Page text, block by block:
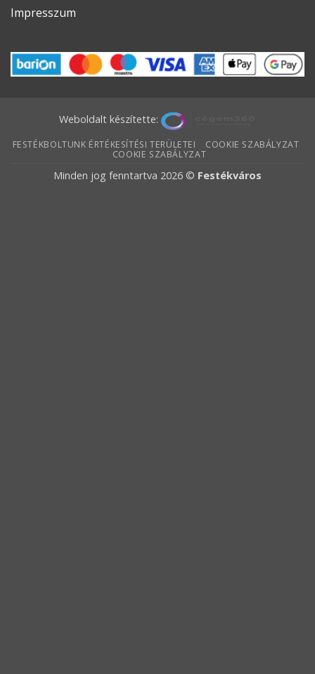
Impresszum
Weboldalt készítette:
FESTÉKBOLTUNK ÉRTÉKESÍTÉSI TERÜLETEI
COOKIE SZABÁLYZAT
COOKIE SZABÁLYZAT
Minden jog fenntartva 2026 © Festékváros